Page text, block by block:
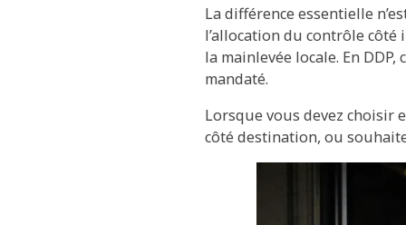
La différence essentielle
l’allocation du contrôle côté
la mainlevée locale. En
mandaté.
Lorsque vous devez choisir
côté destination, ou